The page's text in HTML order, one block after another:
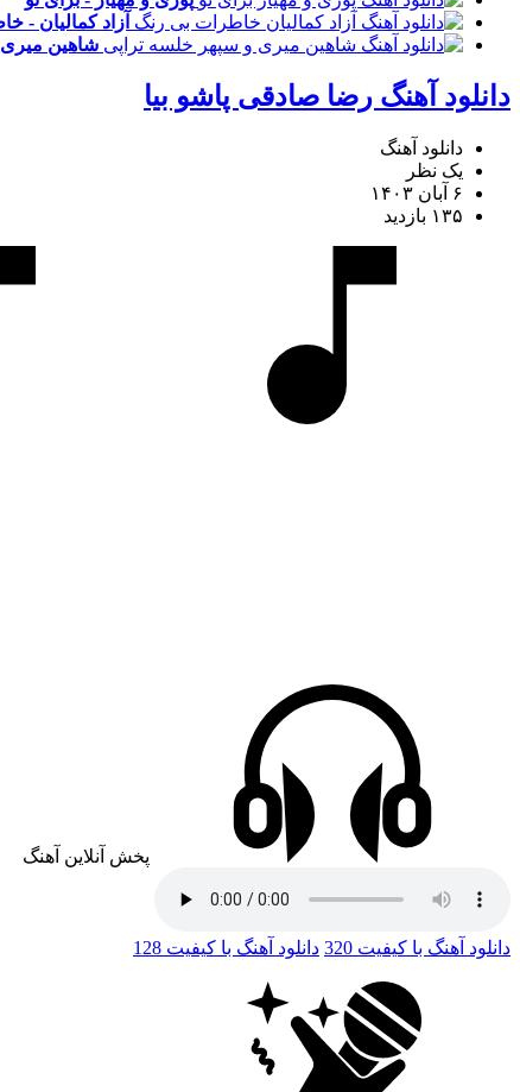
آزاد کمالیان -
شاهین
دانلود آهنگ رضا صادقی پاشو بیا
دانلود آهنگ
یک نظر
۶ آبان ۱۴۰۳
۱۳۵ بازدید
پخش آنلاین آهنگ
دانلود آهنگ با کیفیت 320 دانلود آهنگ با کیفیت 128